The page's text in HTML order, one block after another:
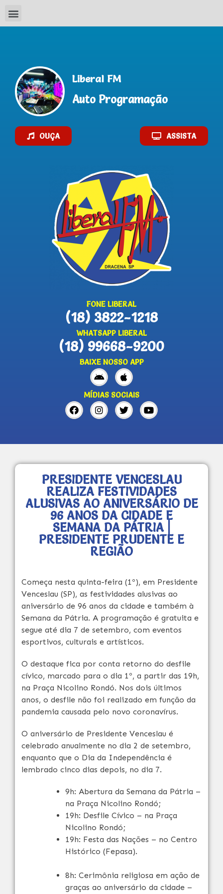
Liberal FM
Auto Programação
OUÇA ASSISTA
FONE LIBERAL
(18) 3822-1218
WHATSAPP LIBERAL
(18) 99668-9200
BAIXE NOSSO APP
MÍDIAS SOCIAIS
PRESIDENTE VENCESLAU
REALIZA FESTIVIDADES
ALUSIVAS AO ANIVERSÁRIO DE
96 ANOS DA CIDADE E
SEMANA DA PÁTRIA |
PRESIDENTE PRUDENTE E
REGIÃO
Começa nesta quinta-feira (1º), em Presidente
Venceslau (SP), as festividades alusivas ao
aniversário de 96 anos da cidade e também à
Semana da Pátria. A programação é gratuita e
segue até dia 7 de setembro, com eventos
esportivos, culturais e artísticos.
O destaque fica por conta retorno do desfile
cívico, marcado para o dia 1º, a partir das 19h,
na Praça Nicolino Rondó. Nos dois últimos
anos, o desfile não foi realizado em função da
pandemia causada pelo novo coronavírus.
O aniversário de Presidente Venceslau é
celebrado anualmente no dia 2 de setembro,
enquanto que o Dia da Independência é
lembrado cinco dias depois, no dia 7.
9h: Abertura da Semana da Pátria –
na Praça Nicolino Rondó;
19h: Desfile Cívico – na Praça
Nicolino Rondó;
19h: Festa das Nações – no Centro
Histórico (Fepasa).
8h: Cerimônia religiosa em ação de
graças ao aniversário da cidade –